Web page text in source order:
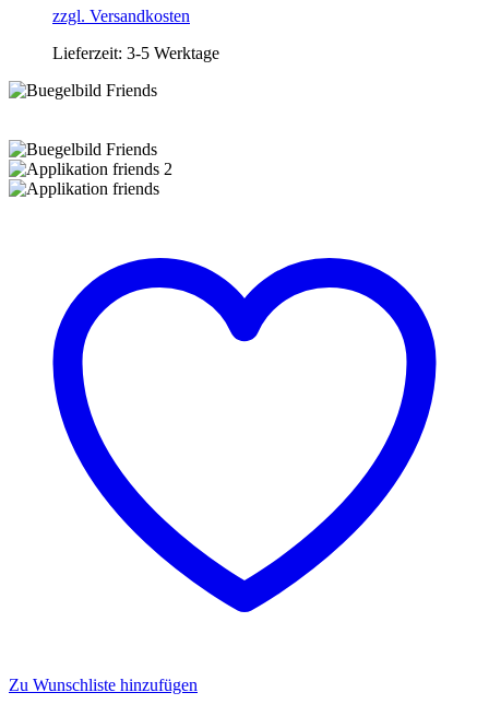
zzgl. Versandkosten
Lieferzeit: 3-5 Werktage
Zu Wunschliste hinzufügen